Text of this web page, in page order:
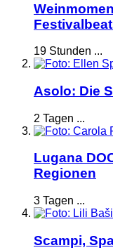
19 Stunden ...
Asolo: Die
2 Tagen ...
Lugana
Regionen
3 Tagen ...
Scampi,